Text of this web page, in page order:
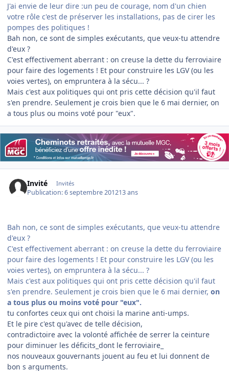
J'ai envie de leur dire :un peu de courage, nom d'un chien
votre rôle c'est de préserver les installations, pas de cirer les
pompes des politiques !
Bah non, ce sont de simples exécutants, que veux-tu attendre
d'eux ?
C'est effectivement aberrant : on creuse la dette du ferroviaire
pour faire des logements ! Et pour construire les LGV (ou les
voies vertes), on empruntera à la sécu... ?
Mais c'est aux politiques qui ont pris cette décision qu'il faut
s'en prendre. Seulement je crois bien que le 6 mai dernier, on
a tous plus ou moins voté pour "eux".
Invité Invités
Publication:6 septembre 201213 ans
Bah non, ce sont de simples exécutants, que veux-tu attendre
d'eux ?
C'est effectivement aberrant : on creuse la dette du ferroviaire
pour faire des logements ! Et pour construire les LGV (ou les
voies vertes), on empruntera à la sécu... ?
Mais c'est aux politiques qui ont pris cette décision qu'il faut
s'en prendre. Seulement je crois bien que le 6 mai dernier, on
a tous plus ou moins voté pour "eux".
tu confortes ceux qui ont choisi la marine anti-umps.
Et le pire c'est qu'avec de telle décision,
contradictoire avec la volonté affichée de serrer la ceinture
pour diminuer les déficits_dont le ferroviaire_
nos nouveaux gouvernants jouent au feu et lui donnent de
bon s arguments.